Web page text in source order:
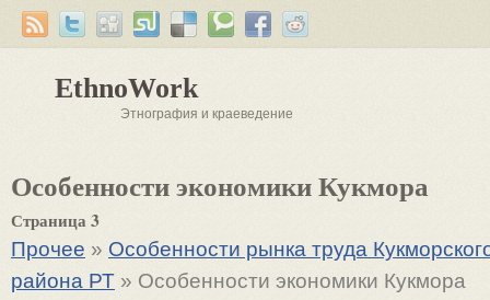
EthnoWork
Этнография и краеведение
Особенности экономики Кукмора
Страница 3
Прочее » Особенности рынка труда
района РТ » Особенности экономики Кукмора